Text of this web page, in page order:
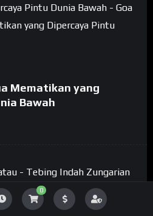
0
Mematikan yang
Bawah